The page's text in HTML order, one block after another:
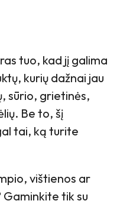
tuo, kad jį galima
kurių dažnai jau
sūrio, grietinės,
Be to, šį
tai, ką turite
vištienos ar
tik su